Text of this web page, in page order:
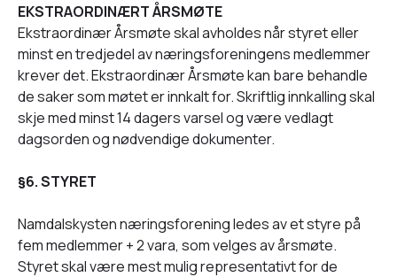
EKSTRAORDINÆRT ÅRSMØTE
Ekstraordinær Årsmøte skal avholdes når styret eller
minst en tredjedel av næringsforeningens medlemmer
krever det. Ekstraordinær Årsmøte kan bare behandle
de saker som møtet er innkalt for. Skriftlig innkalling skal
skje med minst 14 dagers varsel og være vedlagt
dagsorden og nødvendige dokumenter.
§6. STYRET
Namdalskysten næringsforening ledes av et styre på
fem medlemmer + 2 vara, som velges av årsmøte.
Styret skal være mest mulig representativt for de